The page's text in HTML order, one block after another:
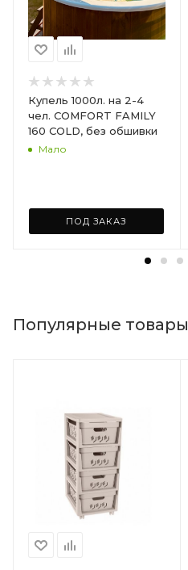
Купель 1000л. на 2-4
чел. COMFORT FAMILY
160 COLD, без обшивки
Мало
ПОД ЗАКАЗ
Популярные товары